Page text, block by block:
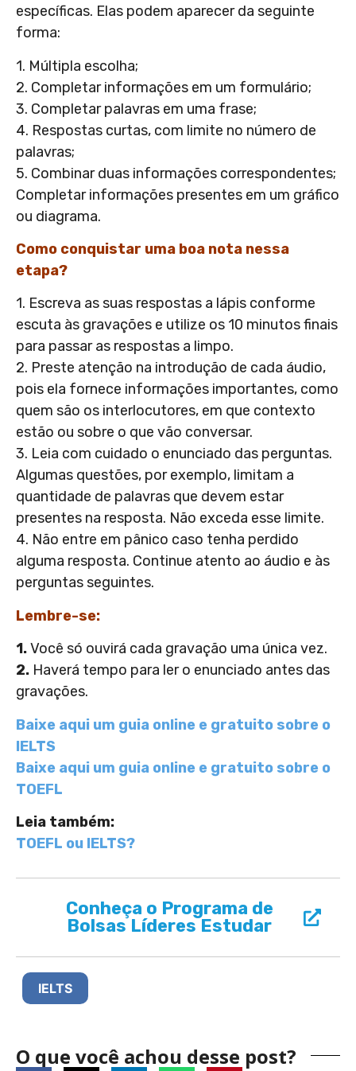
específicas. Elas podem aparecer da seguinte
forma:
1. Múltipla escolha;
2. Completar informações em um formulário;
3. Completar palavras em uma frase;
4. Respostas curtas, com limite no número de
palavras;
5. Combinar duas informações correspondentes;
Completar informações presentes em um gráfico
ou diagrama.
Como conquistar uma boa nota nessa
etapa?
1. Escreva as suas respostas a lápis conforme
escuta às gravações e utilize os 10 minutos finais
para passar as respostas a limpo.
2. Preste atenção na introdução de cada áudio,
pois ela fornece informações importantes, como
quem são os interlocutores, em que contexto
estão ou sobre o que vão conversar.
3. Leia com cuidado o enunciado das perguntas.
Algumas questões, por exemplo, limitam a
quantidade de palavras que devem estar
presentes na resposta. Não exceda esse limite.
4. Não entre em pânico caso tenha perdido
alguma resposta. Continue atento ao áudio e às
perguntas seguintes.
Lembre-se:
1.Você só ouvirá cada gravação uma única vez.
2. Haverá tempo para ler o enunciado antes das
gravações.
Baixe aqui um guia online e gratuito sobre o
IELTS
Baixe aqui um guia online e gratuito sobre o
TOEFL
Leia também:
TOEFL ou IELTS?
Conheça o Programa de
Bolsas Líderes Estudar
IELTS
O que você achou desse post?